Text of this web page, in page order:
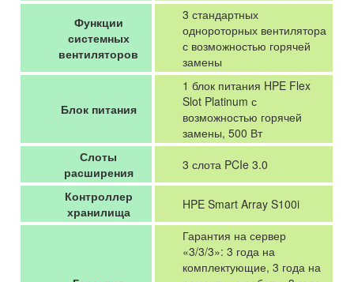
Функции
системных
вентиляторов
3 стандартных
однороторных вентилятора
с возможностью горячей
замены
Блок питания
1 блок питания HPE Flex
Slot Platinum с
возможностью горячей
замены, 500 Вт
Слоты
расширения
3 слота PCIe 3.0
Контроллер
хранилища
HPE Smart Array S100i
Гарантия на сервер
«3/3/3»: 3 года на
комплектующие, 3 года на